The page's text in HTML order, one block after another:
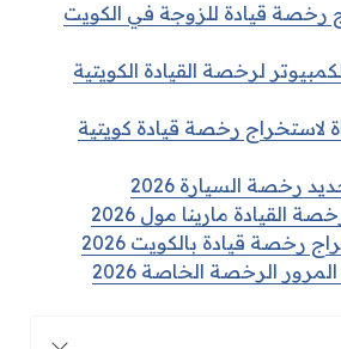
قيادة للزوجة في الكويت
لرخصة القيادة الكويتية
لاستخراج رخصة قيادة كويتية
رخصة السيارة 2026
القيادة مارينا مول 2026
رخصة قيادة بالكويت 2026
الرخصة الخاصة 2026